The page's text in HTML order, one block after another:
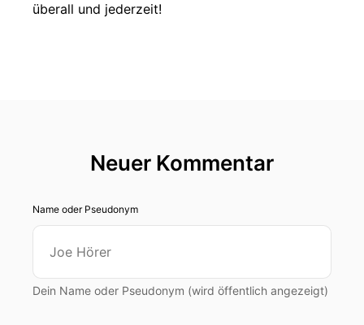
überall und jederzeit!
Neuer Kommentar
Name oder Pseudonym
Dein Name oder Pseudonym (wird öffentlich angezeigt)